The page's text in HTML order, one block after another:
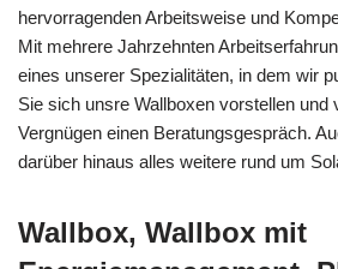
hervorragenden Arbeitsweise und
Mit mehrere Jahrzehnten
eines unserer Spezialitäten, in dem wir
Sie sich unsre Wallboxen vorstellen und
Vergnügen einen Beratungsgespräch.
darüber hinaus alles weitere rund um
Wallbox, Wallbox mit